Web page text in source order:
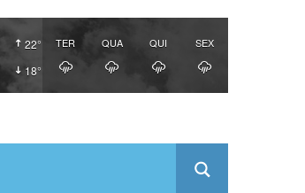
22°
18°
TER QUA QUI SEX